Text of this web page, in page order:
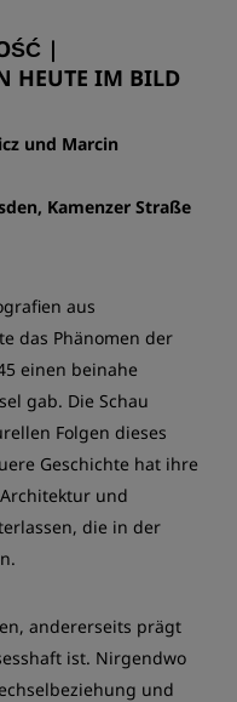
|
HEUTE IM BILD
und Marcin
Kamenzer Straße
aus
das Phänomen der
einen beinahe
gab. Die Schau
Folgen dieses
Geschichte hat ihre
und
die in der
andererseits prägt
ist. Nirgendwo
und